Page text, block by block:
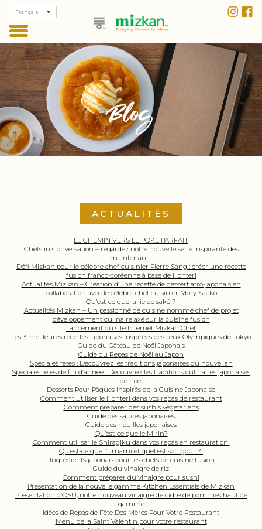
Français
ACTUALITÉS
LE CHEMIN VERS LE POKE PARFAIT
Chefs in Conversation – regardez notre nouvelle série inspirante dès
maintenant !
Défi Mizkan pour le célèbre chef cuisinier Pierre Sang : créer une recette
fusion franco-coréenne à base de Honteri
Actualités Mizkan – Création d’une recette de dessert afro-japonais en
collaboration avec le célèbre chef cuisinier Mory Sacko
Qu’est-ce que la lie de saké ?
Actualités Mizkan – Un passionné de cuisine nommé chef de projet
développement culinaire axé sur la cuisine fusion
Lancement du site Internet Mizkan Chef
Les 3 meilleures recettes japonaises inspirées des Jeux Olympiques de Tokyo
Guide du Gâteau de Noël Japonais
Guide du Repas de Noël au Japon
Spéciales fêtes : Découvrez les traditions japonaises du nouvel an
Spéciales fêtes de fin d’année : Découvrez les traditions culinaires japonaises
de noël
Desserts Pour Pâques Inspirés de la Cuisine Japonaise
Comment utiliser le Honteri dans vos repas de restaurant
Comment préparer des sushis végétariens
Guide des sauces japonaises
Guide des nouilles japonaises
Qu’est-ce que le Mirin?
Comment utiliser le Shiragiku dans vos repas en restauration
Qu’est-ce que l’umami et quel est son goût ?
Ingrédients japonais pour les chefs de cuisine fusion
Guide du vinaigre de riz
Comment préparer du vinaigre pour sushi
Présentation de la nouvelle gamme Kitchen Essentials de Mizkan
Présentation d’OSU, notre nouveau vinaigre de cidre de pommes haut de
gamme
Idées de Repas de Fête Des Mères Pour Votre Restaurant
Menu de la Saint Valentin pour votre restaurant